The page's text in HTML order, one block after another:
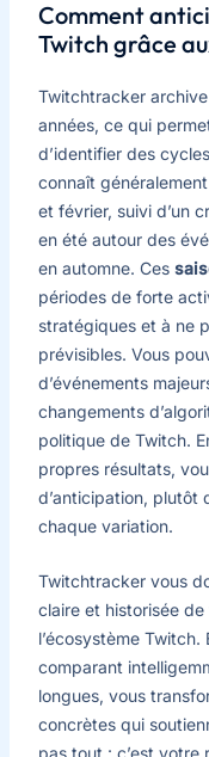
Comment
Twitch grâce
Twitchtracker
années, ce qui
d’identifier des
connaît
et février, suivi d’un
en été autour des
en automne. Ces
périodes de forte
stratégiques et à ne
prévisibles. Vous
d’événements
changements
politique de Twitch.
propres résultats,
d’anticipation, plutôt
chaque variation.
Twitchtracker vous
claire et historisée
l’écosystème
comparant
longues, vous
concrètes qui
pas tout : c’est